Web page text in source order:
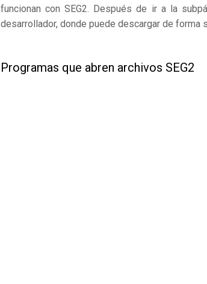
funcionan con SEG2. Después de ir a la
desarrollador, donde puede descargar de forma
Programas que abren archivos SEG2